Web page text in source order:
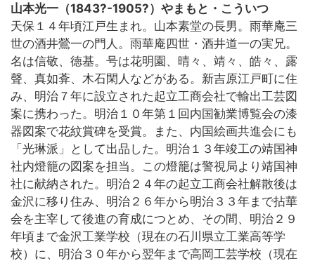
山本光一（1843?-1905?）やまもと・こういつ
天保１４年頃江戸生まれ。山本素堂の長男。雨華庵三
世の酒井鶯一の門人。雨華庵四世・酒井道一の実兄。
名は信敬、徳基。号は花明園、晴々、靖々、皓々、露
聲、真如葊、木石閑人などがある。新吉原江戸町に住
み、明治７年に設立された起立工商会社で輸出工芸図
案に携わった。明治１０年第１回内国勧業博覧会の漆
器図案で花紋賞碑を受賞。また、内国絵画共進会にも
「光琳派」として出品した。明治１３年竣工の靖国神
社内燈籠の図案を担当。この燈籠は警視局より靖国神
社に献納された。明治２４年の起立工商会社解散後は
金沢に移り住み、明治２６年から明治３３年まで拈華
会を主宰して後進の育成につとめ、その間、明治２９
年頃まで金沢工業学校（現在の石川県立工業高等学
校）に、明治３０年から翌年まで高岡工芸学校（現在